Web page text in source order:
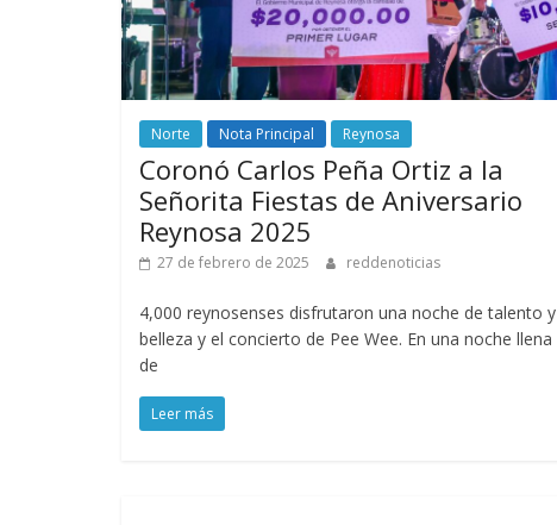
Norte Nota Principal Reynosa
Coronó Carlos Peña Ortiz a la
Señorita Fiestas de Aniversario
Reynosa 2025
27 de febrero de 2025 reddenoticias
4,000 reynosenses disfrutaron una noche de talento y
belleza y el concierto de Pee Wee. En una noche llena
de
Leer más